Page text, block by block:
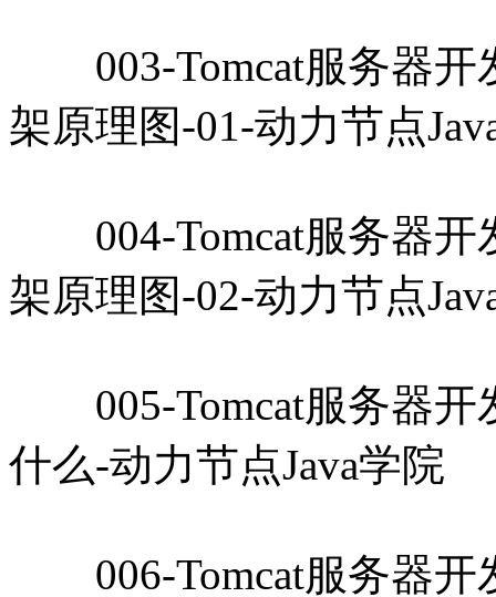
003-Tomcat服务器开
架原理图-01-动力节点
004-Tomcat服务器开
架原理图-02-动力节点
005-Tomcat服务器开
什么-动力节点Java学院
006-Tomcat服务器开